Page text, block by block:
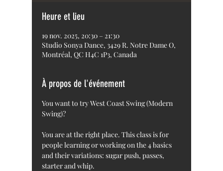
Heure et lieu
19 nov. 2025, 20:30 – 21:30
Studio Sonya Dance, 3429 R. Notre Dame O,
Montréal, QC H4C 1P3, Canada
À propos de l'événement
You want to try West Coast Swing (Modern
Swing)?
You are at the right place. This class is for
people learning or working on the 4 basics
and their variations: sugar push, passes,
starter and whip.